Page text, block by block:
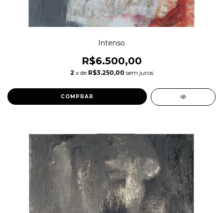
Intenso
R$6.500,00
2 x de R$3.250,00 sem juros